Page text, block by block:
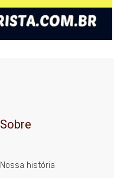
Sobre
Nossa história